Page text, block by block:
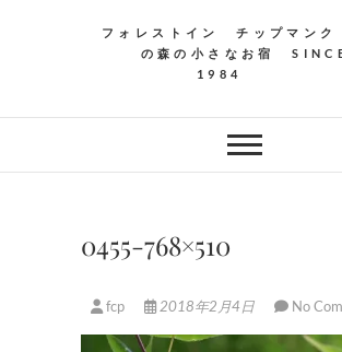
フォレストイン チップマン
の森の小さなお宿
1984
0455-768×510
fcp 2018年2月4日 No